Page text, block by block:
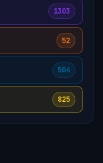
1303
52
504
825